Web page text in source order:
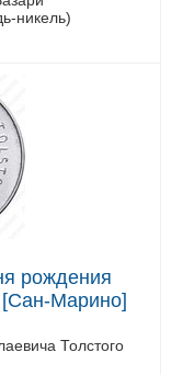
никель)
рождения
[Сан-Марино]
Толстого